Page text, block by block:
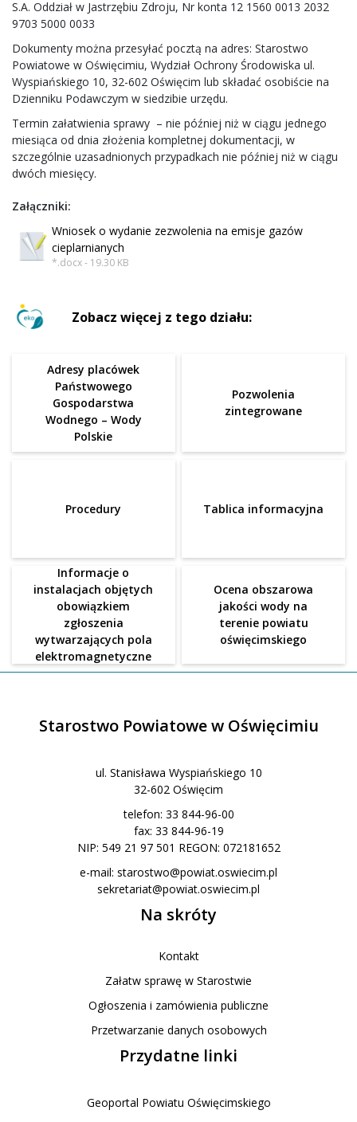
S.A. Oddział w Jastrzębiu Zdroju, Nr konta 12 1560 0013 2032
9703 5000 0033
Dokumenty można przesyłać pocztą na adres: Starostwo
Powiatowe w Oświęcimiu, Wydział Ochrony Środowiska ul.
Wyspiańskiego 10, 32-602 Oświęcim lub składać osobiście na
Dzienniku Podawczym w siedzibie urzędu.
Termin załatwienia sprawy – nie później niż w ciągu jednego
miesiąca od dnia złożenia kompletnej dokumentacji, w
szczególnie uzasadnionych przypadkach nie później niż w ciągu
dwóch miesięcy.
Załączniki:
Wniosek o wydanie zezwolenia na emisje gazów
cieplarnianych
*.docx - 19.30 KB
Zobacz więcej z tego działu:
Adresy placówek
Państwowego
Gospodarstwa
Wodnego – Wody
Polskie
Pozwolenia
zintegrowane
Procedury Tablica informacyjna
Informacje o
instalacjach objętych
obowiązkiem
zgłoszenia
wytwarzających pola
elektromagnetyczne
Ocena obszarowa
jakości wody na
terenie powiatu
oświęcimskiego
Starostwo Powiatowe w Oświęcimiu
ul. Stanisława Wyspiańskiego 10
32-602 Oświęcim
telefon: 33 844-96-00
fax: 33 844-96-19
NIP: 549 21 97 501 REGON: 072181652
e-mail: starostwo@powiat.oswiecim.pl
sekretariat@powiat.oswiecim.pl
Na skróty
Kontakt
Załatw sprawę w Starostwie
Ogłoszenia i zamówienia publiczne
Przetwarzanie danych osobowych
Przydatne linki
Geoportal Powiatu Oświęcimskiego